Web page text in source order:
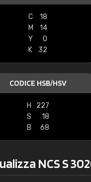
C
18
M
14
Y
0
K
32
CODICE HSB/HSV
H
227
S
18
B
68
NCS S